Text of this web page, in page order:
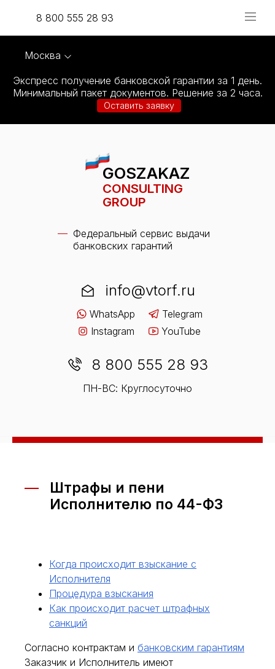
8 800 555 28 93
Москва
Экспресс получение банковской гарантии за 1 день.
Минимальный пакет документов. Решение за 2 часа.
Оставить заявку
GOSZAKAZ
CONSULTING
GROUP
Федеральный сервис выдачи
банковских гарантий
info@vtorf.ru
WhatsApp
Telegram
Instagram
YouTube
8 800 555 28 93
ПН-ВС: Круглосуточно
Штрафы и пени
Исполнителю по 44-ФЗ
Когда происходит взыскание с
Исполнителя
Процедура взыскания
Как происходит расчет штрафных
санкций
Согласно контрактам и банковским гарантиям
Заказчик и Исполнитель имеют